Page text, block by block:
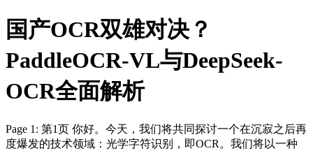
国产OCR双雄对决？
PaddleOCR-VL与DeepSeek-
OCR全面解析
Page 1: 第1页 你好。今天，我们将共同探讨一个在沉寂之后再
度爆发的技术领域：光学字符识别，即OCR。我们将以一种